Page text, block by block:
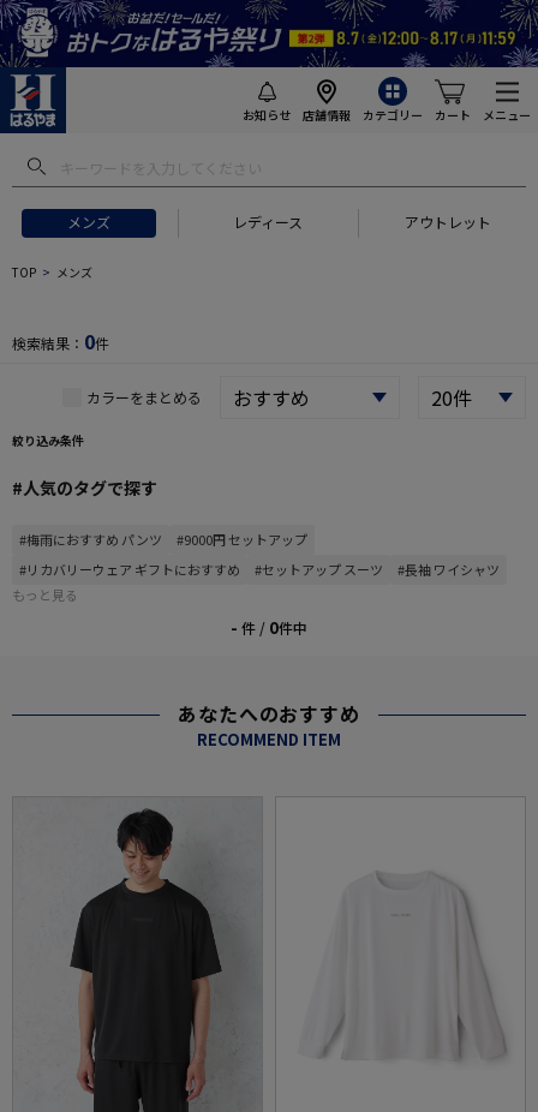
お知らせ 店舗情報 カテゴリー カート メニュー
メンズ レディース アウトレット
フトにおすすめ #セットアップ スーツ
TOP メンズ
検索結果： 0件
カラーをまとめる
絞り込み条件
#人気のタグで探す
#梅雨におすすめ パンツ
#9000円 セットアップ
#リカバリーウェア ギフトにおすすめ
#セットアップ スーツ
#長袖 ワイシャツ
もっと見る
- 件 / 0件中
あなたへのおすすめ
RECOMMEND ITEM